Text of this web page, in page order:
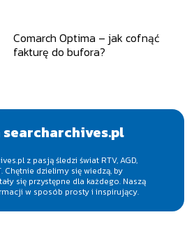
Comarch Optima – jak cofnąć
fakturę do bufora?
searcharchives.pl
z pasją śledzi świat RTV, AGD,
dzielimy się wiedzą, by
się przystępne dla każdego. Naszą
w sposób prosty i inspirujący.